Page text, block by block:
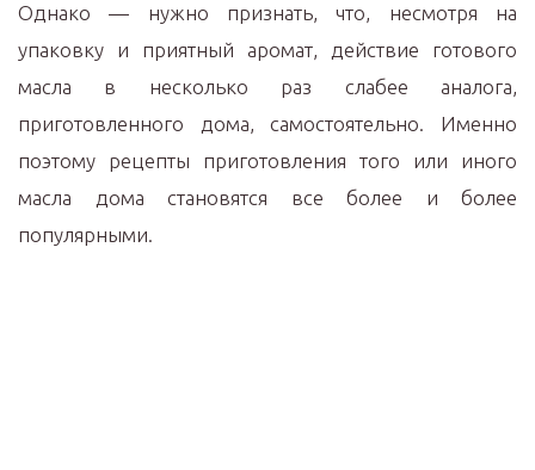
Однако — нужно признать, что, несмотря на
упаковку и приятный аромат, действие готового
масла в несколько раз слабее аналога,
приготовленного дома, самостоятельно. Именно
поэтому рецепты приготовления того или иного
масла дома становятся все более и более
популярными.